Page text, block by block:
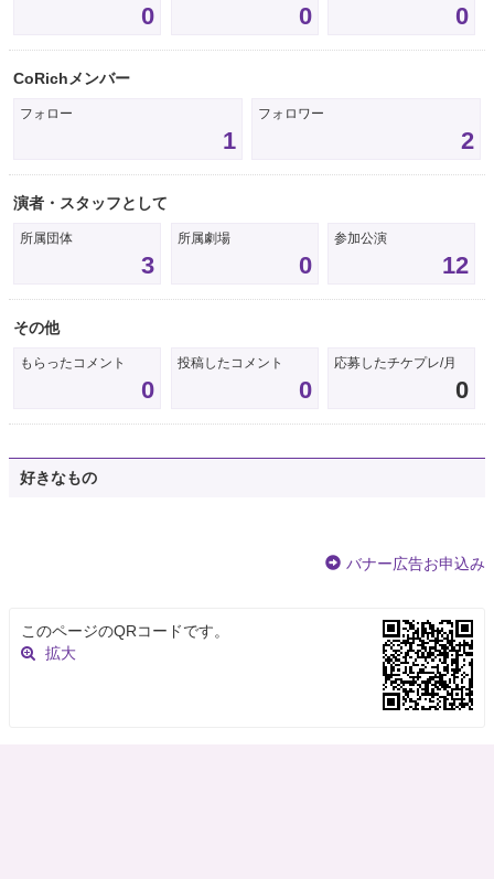
0 0 0
CoRichメンバー
フォロー
1
フォロワー
2
演者・スタッフとして
所属団体
3
所属劇場
0
参加公演
12
その他
もらったコメント
0
投稿したコメント
0
応募したチケプレ/月
0
好きなもの
バナー広告お申込み
このページのQRコードです。
拡大